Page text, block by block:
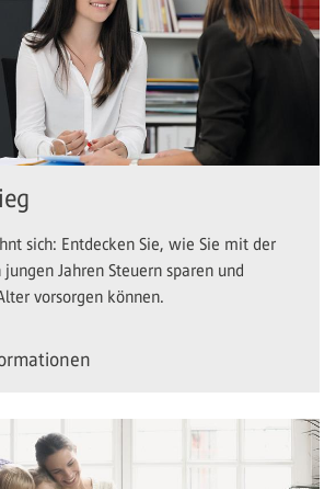
sich: Entdecken Sie, wie Sie mit der
jungen Jahren Steuern sparen und
vorsorgen können.